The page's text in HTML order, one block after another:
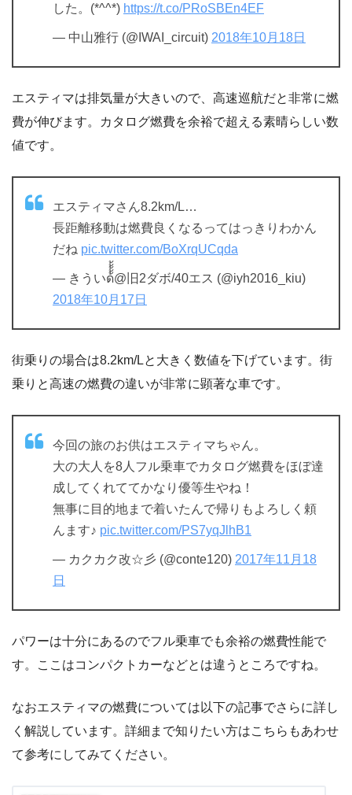
した。(*^^*) https://t.co/PRoSBEn4EF
— 中山雅行 (@IWAI_circuit) 2018年10月18日
エスティマは排気量が大きいので、高速巡航だと非常に燃
費が伸びます。カタログ燃費を余裕で超える素晴らしい数
値です。
エスティマさん8.2km/L…
長距離移動は燃費良くなるってはっきりわかん
だね pic.twitter.com/BoXrqUCqda
— きういด้้้้้@旧2ダボ/40エス (@iyh2016_kiu)
2018年10月17日
街乗りの場合は8.2km/Lと大きく数値を下げています。街
乗りと高速の燃費の違いが非常に顕著な車です。
今回の旅のお供はエスティマちゃん。
大の大人を8人フル乗車でカタログ燃費をほぼ達
成してくれててかなり優等生やね！
無事に目的地まで着いたんで帰りもよろしく頼
んます♪ pic.twitter.com/PS7yqJlhB1
— カクカク改☆彡 (@conte120) 2017年11月18
日
パワーは十分にあるのでフル乗車でも余裕の燃費性能で
す。ここはコンパクトカーなどとは違うところですね。
なおエスティマの燃費については以下の記事でさらに詳し
く解説しています。詳細まで知りたい方はこちらもあわせ
て参考にしてみてください。